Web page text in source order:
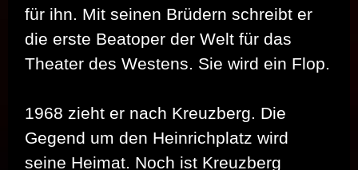
für ihn. Mit seinen Brüdern schreibt er
die erste Beatoper der Welt für das
Theater des Westens. Sie wird ein Flop.
1968 zieht er nach Kreuzberg. Die
Gegend um den Heinrichplatz wird
seine Heimat. Noch ist Kreuzberg